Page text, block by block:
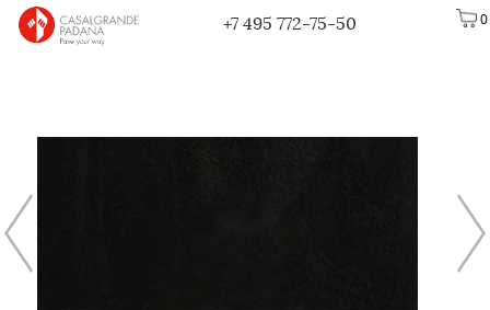
0
+7 495 772-75-50